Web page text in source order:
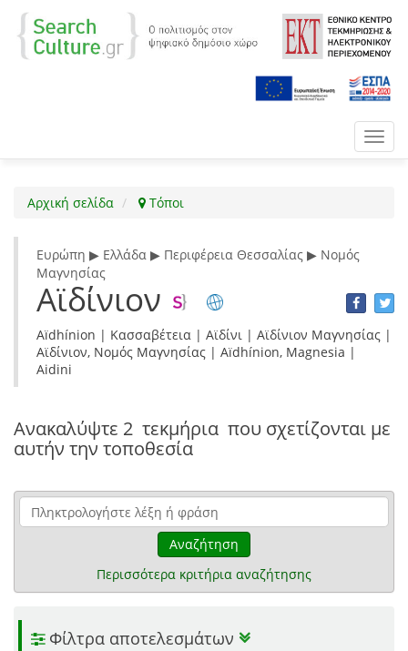
Αρχική σελίδα Τόποι
Ευρώπη ▶ Ελλάδα ▶ Περιφέρεια Θεσσαλίας ▶ Νομός
Μαγνησίας
Αϊδίνιον
Aïdhínion | Κασσαβέτεια | Αϊδίνι | Αϊδίνιον Μαγνησίας |
Αϊδίνιον, Νομός Μαγνησίας | Aïdhínion, Magnesia |
Aidini
Ανακαλύψτε 2 τεκμήρια που σχετίζονται με
αυτήν την τοποθεσία
Αναζήτηση
Περισσότερα κριτήρια αναζήτησης
Φίλτρα αποτελεσμάτων